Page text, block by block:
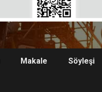
Makale Söyleşi